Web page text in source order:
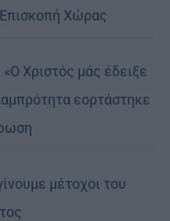
Χώρας
Χριστός μάς έδειξε
εορτάστηκε
μέτοχοι του